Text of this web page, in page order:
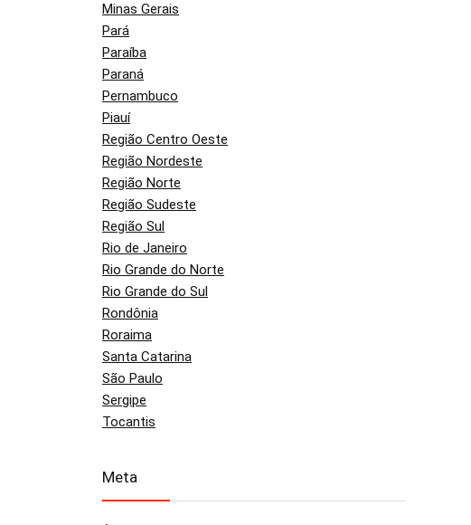
Minas Gerais
Pará
Paraíba
Paraná
Pernambuco
Piauí
Região Centro Oeste
Região Nordeste
Região Norte
Região Sudeste
Região Sul
Rio de Janeiro
Rio Grande do Norte
Rio Grande do Sul
Rondônia
Roraima
Santa Catarina
São Paulo
Sergipe
Tocantis
Meta